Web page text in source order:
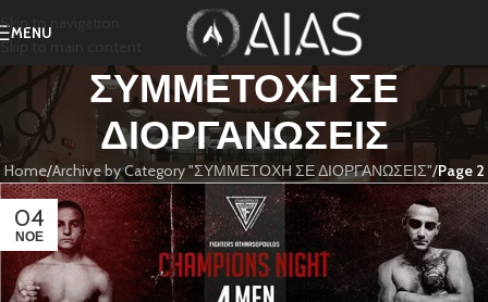
Skip to navigation
Skip to main content
MENU
ΣΥΜΜΕΤΟΧΗ ΣΕ
ΔΙΟΡΓΑΝΩΣΕΙΣ
Home/Archive by Category "ΣΥΜΜΕΤΟΧΗ ΣΕ ΔΙΟΡΓΑΝΩΣΕΙΣ"/Page 2
04
ΝΟΈ